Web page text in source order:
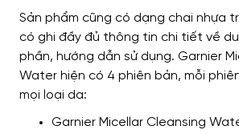
Sản phẩm cũng có dạng chai nhựa
có ghi đầy đủ thông tin chi tiết về
phần, hướng dẫn sử dụng. Garnier
Water hiện có 4 phiên bản, mỗi
mọi loại da:
Garnier Micellar Cleansing